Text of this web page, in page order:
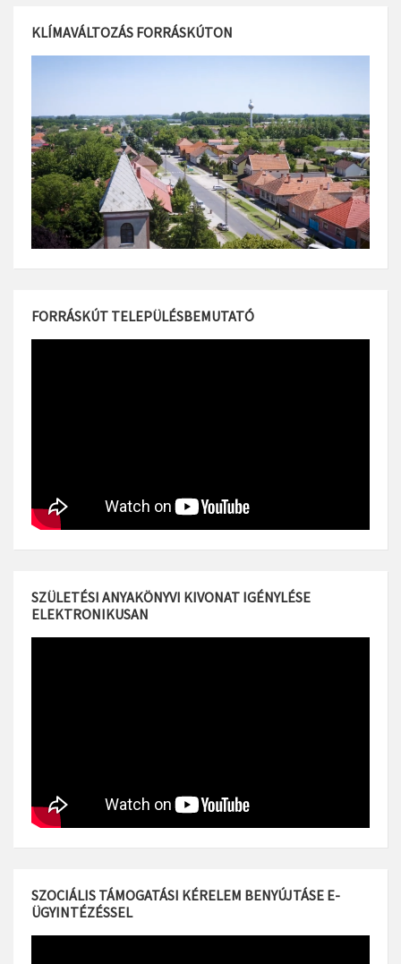
KLÍMAVÁLTOZÁS FORRÁSKÚTON
FORRÁSKÚT TELEPÜLÉSBEMUTATÓ
SZÜLETÉSI ANYAKÖNYVI KIVONAT IGÉNYLÉSE
ELEKTRONIKUSAN
SZOCIÁLIS TÁMOGATÁSI KÉRELEM BENYÚJTÁSE E-
ÜGYINTÉZÉSSEL